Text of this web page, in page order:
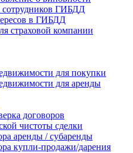
сотрудников ГИБДД
в ГИБДД
страховой компании
для покупки
для аренды
договоров
чистоты сделки
аренды / субаренды
купли-продажи/дарения